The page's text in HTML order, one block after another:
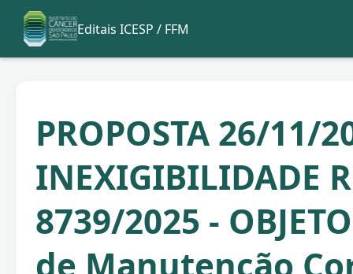
Editais ICESP / FFM
PROPOSTA 26/11/
INEXIGIBILIDADE
8739/2025 -